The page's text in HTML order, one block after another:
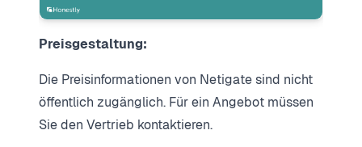
Preisgestaltung:
Die Preisinformationen von Netigate sind nicht
öffentlich zugänglich. Für ein Angebot müssen
Sie den Vertrieb kontaktieren.